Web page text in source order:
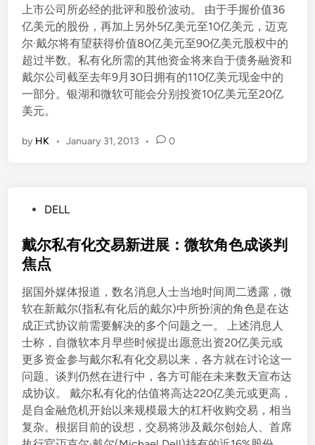
上市公司所必经的批评和股价波动。 由于手握价值36
亿美元的股份，再加上另外5亿美元至10亿美元，迈克
尔·戴尔将有望获得价值80亿美元至90亿美元股权中的
超过半数。私有化所需的其他资金将来自于债务融资和
戴尔公司截至去年9月30日拥有的110亿美元现金中的
一部分。银湖和微软可能会分别投资10亿美元至20亿
美元。
by HK • January 31, 2013 • 0
s
t
e
d
i
n
DELL
戴尔私有化交易新进展：微软角色成谈判
焦点
据国外媒体报道，数名消息人士当地时间周二透露，微
软在新戴尔(指私有化后的戴尔)中所扮演的角色是在达
成正式协议前需要解决的多个问题之一。 上述消息人
士称，自微软本月早些时候提出愿意出资20亿美元或
更多资金参与戴尔私有化交易以来，各方就在讨论这一
问题。谈判仍然在进行中，各方可能在未来数天宣布达
成协议。 戴尔私有化的估值将高达220亿美元或更高，
是自金融危机开始以来规模最大的杠杆收购交易，相当
复杂。根据目前的设想，交易将涉及戴尔创始人、首席